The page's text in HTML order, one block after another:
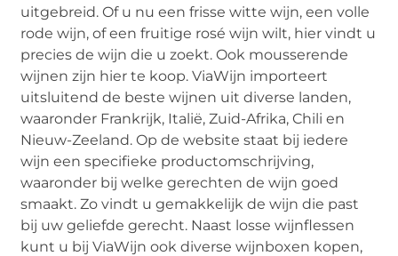
uitgebreid. Of u nu een frisse witte wijn, een volle
rode wijn, of een fruitige rosé wijn wilt, hier vindt u
precies de wijn die u zoekt. Ook mousserende
wijnen zijn hier te koop. ViaWijn importeert
uitsluitend de beste wijnen uit diverse landen,
waaronder Frankrijk, Italië, Zuid-Afrika, Chili en
Nieuw-Zeeland. Op de website staat bij iedere
wijn een specifieke productomschrijving,
waaronder bij welke gerechten de wijn goed
smaakt. Zo vindt u gemakkelijk de wijn die past
bij uw geliefde gerecht. Naast losse wijnflessen
kunt u bij ViaWijn ook diverse wijnboxen kopen,